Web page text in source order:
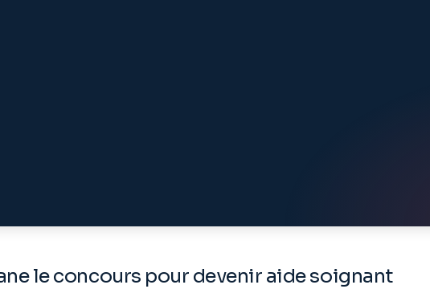
le concours pour devenir aide soignant